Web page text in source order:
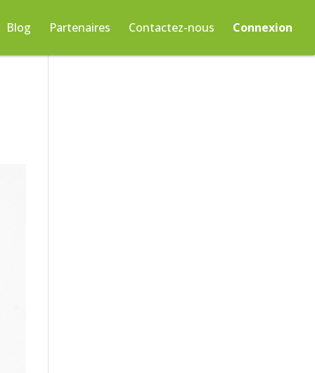
Blog Partenaires Contactez-nous Connexion